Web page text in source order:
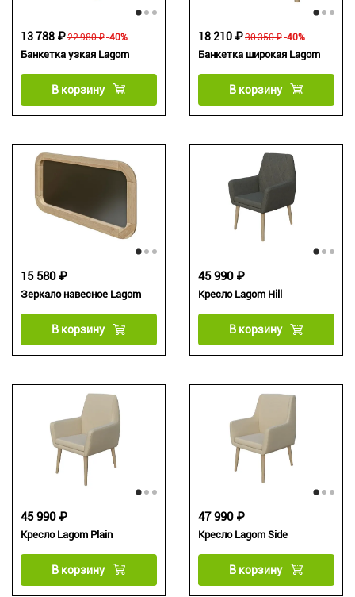
Банкетка узкая Lagom
22 980 ₽
13 788 ₽ -40%
В корзину
Банкетка широкая Lagom
30 350 ₽
18 210 ₽ -40%
В корзину
Зеркало навесное Lagom
15 580 ₽
В корзину
Кресло Lagom Hill
45 990 ₽
В корзину
Кресло Lagom Plain
45 990 ₽
В корзину
Кресло Lagom Side
47 990 ₽
В корзину